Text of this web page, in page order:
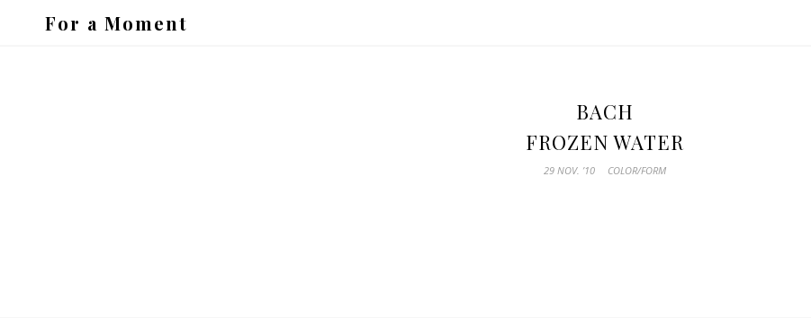
For a Moment
BACH
FROZEN WATER
29 NOV. ’10 COLOR/FORM